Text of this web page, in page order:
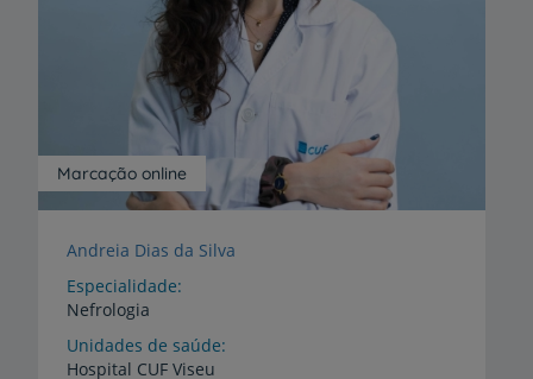
Marcação online
Andreia Dias da Silva
Especialidade
Nefrologia
Unidades de saúde
Hospital CUF Viseu